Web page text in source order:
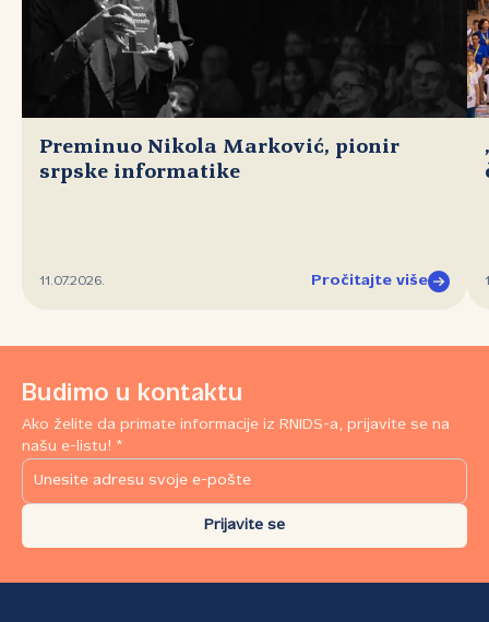
Preminuo Nikola Marković, pionir
srpske informatike
11.07.2026. Pročitajte više
Budimo u kontaktu
Ako želite da primate informacije iz RNIDS-a, prijavite se na
našu e-listu! *
Prijavite se